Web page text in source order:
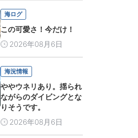
海ログ
この可愛さ！今だけ！
2026年08月6日
海況情報
ややウネリあり。揺られ
ながらのダイビングとな
りそうです。
2026年08月6日